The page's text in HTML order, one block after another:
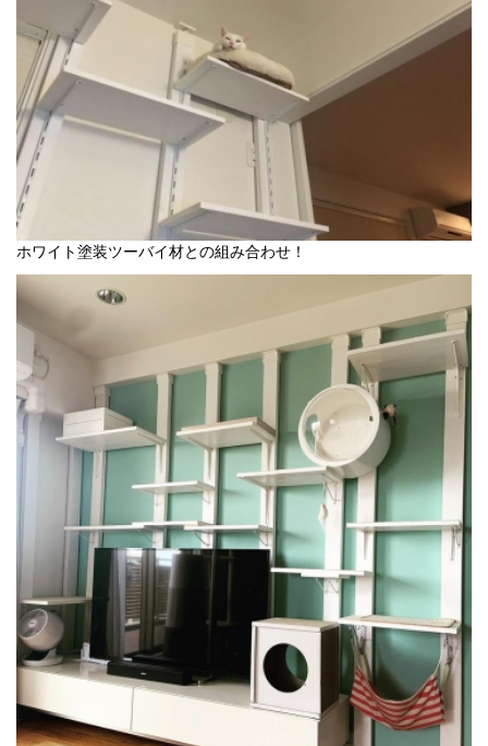
ホワイト塗装ツーバイ材との組み合わせ！